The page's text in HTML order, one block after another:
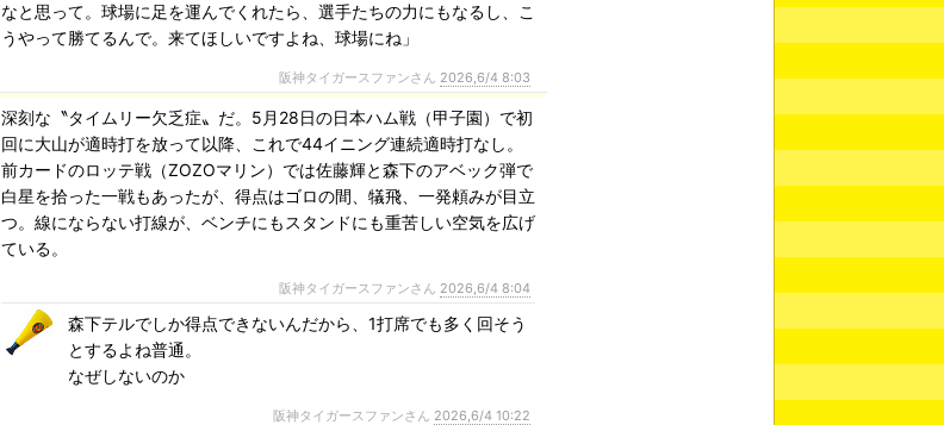
なと思って。球場に足を運んでくれたら、選手たちの力にもなるし、こ
うやって勝てるんで。来てほしいですよね、球場にね」
阪神タイガースファンさん 2026,6/4 8:03
深刻な〝タイムリー欠乏症〟だ。5月28日の日本ハム戦（甲子園）で初
回に大山が適時打を放って以降、これで44イニング連続適時打なし。
前カードのロッテ戦（ZOZOマリン）では佐藤輝と森下のアベック弾で
白星を拾った一戦もあったが、得点はゴロの間、犠飛、一発頼みが目立
つ。線にならない打線が、ベンチにもスタンドにも重苦しい空気を広げ
ている。
阪神タイガースファンさん 2026,6/4 8:04
森下テルでしか得点できないんだから、1打席でも多く回そう
とするよね普通。
なぜしないのか
阪神タイガースファンさん 2026,6/4 10:22